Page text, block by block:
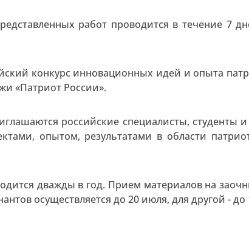
работ проводится в течение 7
конкурс инновационных идей и опыта
«Патриот России».
российские специалисты, студенты
опытом, результатами в области
дважды в год. Прием материалов на
осуществляется до 20 июля, для другой - до